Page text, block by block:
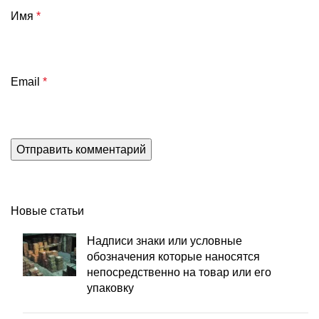
Имя *
Email *
Новые статьи
Надписи знаки или условные
обозначения которые наносятся
непосредственно на товар или его
упаковку